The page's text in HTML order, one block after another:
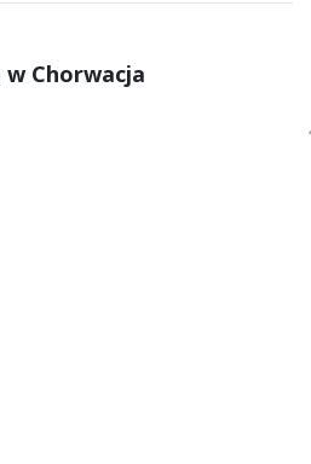
Chorwacja